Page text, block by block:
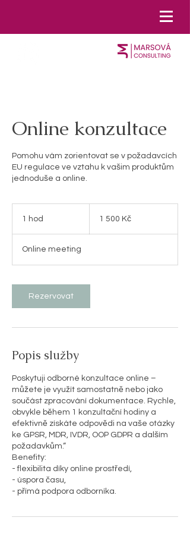
Online konzultace
Pomohu vám zorientovat se v požadavcích
EU regulace ve vztahu k vašim produktům
jednoduše a online.
1 hod
korun1 500 Kč
Online meeting
Rezervovat
Popis služby
Poskytuji odborné konzultace online –
můžete je využít samostatně nebo jako
součást zpracování dokumentace. Rychle,
obvykle během 1 konzultační hodiny a
efektivně získáte odpovědi na vaše otázky
ke GPSR, MDR, IVDR, OOP GDPR a dalším
požadavkům.“
Benefity:
- flexibilita díky online prostředí,
- úspora času,
- přímá podpora odborníka.